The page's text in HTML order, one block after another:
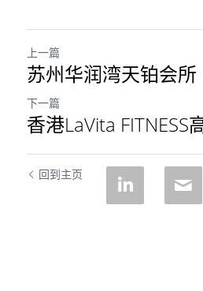
上一篇
苏州华润湾天铂会所
下一篇
香港LaVita FITNESS
回到主页